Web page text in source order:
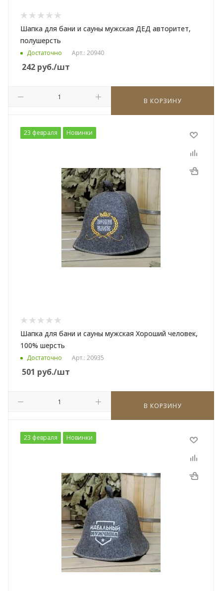
Шапка для бани и сауны мужская ДЕД авторитет,
полушерсть
Достаточно Арт.: 20940
242 руб./шт
В КОРЗИНУ
23 февраля Новинки
Шапка для бани и сауны мужская Хороший человек,
100% шерсть
Достаточно Арт.: 20935
501 руб./шт
В КОРЗИНУ
23 февраля Новинки